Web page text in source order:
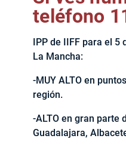
teléfono
IPP de IIFF para el
La Mancha:
-MUY ALTO en
región.
-ALTO en gran parte
Guadalajara,